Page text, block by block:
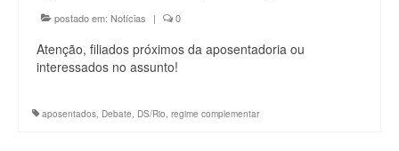
postado em: Notícias | 0
Atenção, filiados próximos da aposentadoria ou
interessados no assunto!
aposentados, Debate, DS/Rio, regime complementar